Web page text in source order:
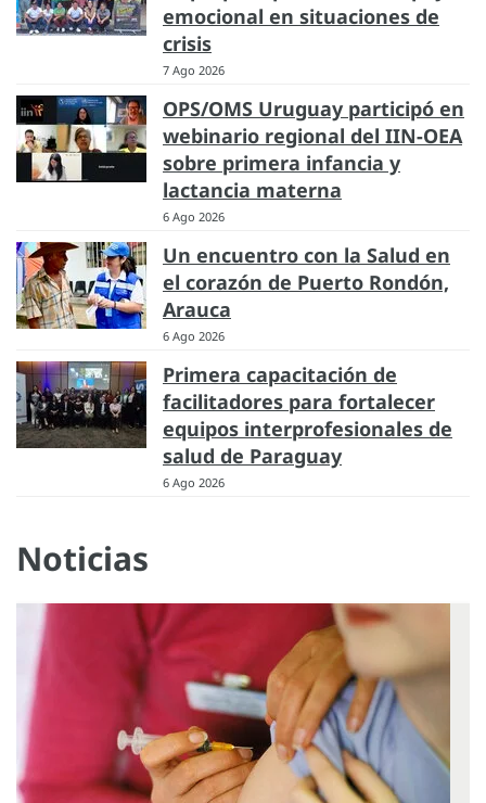
emocional en situaciones de
crisis
7 Ago 2026
OPS/OMS Uruguay participó en
webinario regional del IIN-OEA
sobre primera infancia y
lactancia materna
6 Ago 2026
Un encuentro con la Salud en
el corazón de Puerto Rondón,
Arauca
6 Ago 2026
Primera capacitación de
facilitadores para fortalecer
equipos interprofesionales de
salud de Paraguay
6 Ago 2026
Noticias